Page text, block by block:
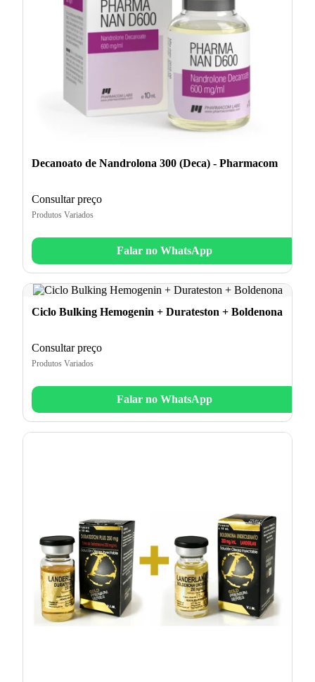
Decanoato de Nandrolona 300 (Deca) - Pharmacom
Consultar preço
Produtos Variados
Falar no WhatsApp
Ciclo Bulking Hemogenin + Durateston + Boldenona
Consultar preço
Produtos Variados
Falar no WhatsApp